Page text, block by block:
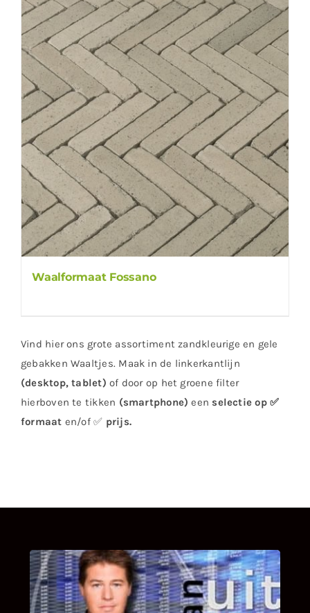
Waalformaat Fossano
Vind hier ons grote assortiment zandkleurige en gele
gebakken Waaltjes. Maak in de linkerkantlijn
(desktop, tablet) of door op het groene filter
hierboven te tikken (smartphone) een selectie op ✅
formaat en/of ✅ prijs.
UITSTEL VAN EXECUTIE
Bekijk hier de fragmenten van de deelname